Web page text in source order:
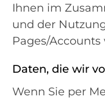
Ihnen im
und der
Pages/
Daten, die wir
Wenn Sie per